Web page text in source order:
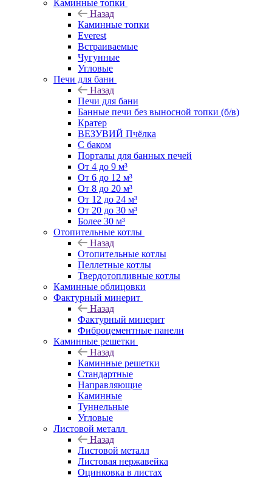
Каминные топки
Назад
Каминные топки
Everest
Встраиваемые
Чугунные
Угловые
Печи для бани
Назад
Печи для бани
Банные печи без выносной топки (б/в)
Кратер
ВЕЗУВИЙ Пчёлка
С баком
Порталы для банных печей
От 4 до 9 м³
От 6 до 12 м³
От 8 до 20 м³
От 12 до 24 м³
От 20 до 30 м³
Более 30 м³
Отопительные котлы
Назад
Отопительные котлы
Пеллетные котлы
Твердотопливные котлы
Каминные облицовки
Фактурный минерит
Назад
Фактурный минерит
Фиброцементные панели
Каминные решетки
Назад
Каминные решетки
Стандартные
Направляющие
Каминные
Туннельные
Угловые
Листовой металл
Назад
Листовой металл
Листовая нержавейка
Оцинковка в листах